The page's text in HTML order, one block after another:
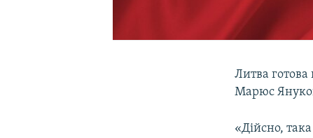
Литва готова
Марюс
«Дійсно,